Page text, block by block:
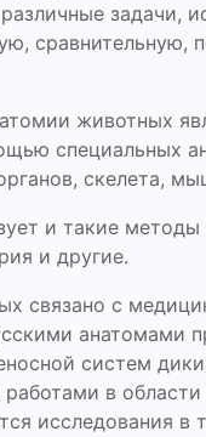
задачи,
сравнительную,
животных
специальных
скелета,
и такие методы
и другие.
связано с
анатомами
систем
работами в
исследования в